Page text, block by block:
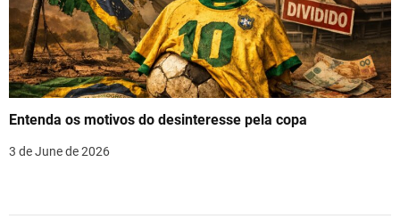
Entenda os motivos do desinteresse pela copa
3 de June de 2026